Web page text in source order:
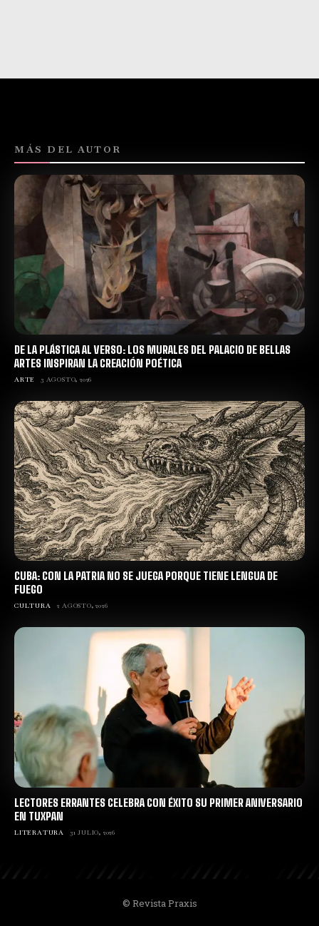
MÁS DEL AUTOR
DE LA PLÁSTICA AL VERSO: LOS MURALES DEL PALACIO DE BELLAS
ARTES INSPIRAN LA CREACIÓN POÉTICA
ARTE 3 AGOSTO, 2026
CUBA: CON LA PATRIA NO SE JUEGA PORQUE TIENE LENGUA DE
FUEGO
CULTURA 2 AGOSTO, 2026
LECTORES ERRANTES CELEBRA CON ÉXITO SU PRIMER ANIVERSARIO
EN TUXPAN
LITERATURA 31 JULIO, 2026
© Revista Praxis